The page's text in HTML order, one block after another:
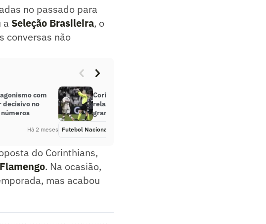
no passado para
a Seleção Brasileira, o
conversas não
com
decisivo no
Há 2 meses
Corinthians x São Paulo: árbitro
relata objetos lançados no
gramado da Neo Química Arena
Futebol Nacional
do Corinthians,
Flamengo. Na ocasião,
mas acabou